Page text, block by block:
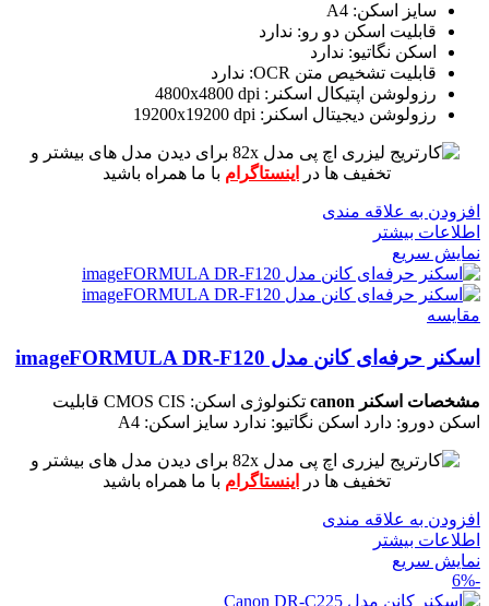
سایز اسکن: A4
قابلیت اسکن دو رو: ندارد
اسکن نگاتیو: ندارد
قابلیت تشخیص متن OCR: ندارد
رزولوشن اپتیکال اسکنر: 4800x4800 dpi
رزولوشن دیجیتال اسکنر: 19200x19200 dpi
برای دیدن مدل های بیشتر و
تخفیف ها در
اینستاگرام با ما همراه باشید
افزودن به علاقه مندی
اطلاعات بیشتر
نمایش سریع
مقايسه
اسکنر حرفه‌‌ای کانن مدل imageFORMULA DR-F120
مشخصات اسکنر canon تکنولوژی اسکن: CMOS CIS
قابلیت
اسکن دورو: دارد اسکن نگاتیو: ندارد سایز اسکن: A4
برای دیدن مدل های بیشتر و
تخفیف ها در
اینستاگرام با ما همراه باشید
افزودن به علاقه مندی
اطلاعات بیشتر
نمایش سریع
-6%